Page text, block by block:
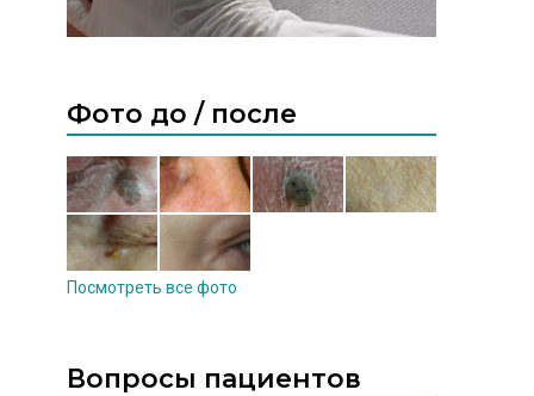
Фото до / после
Посмотреть все фото
Вопросы пациентов